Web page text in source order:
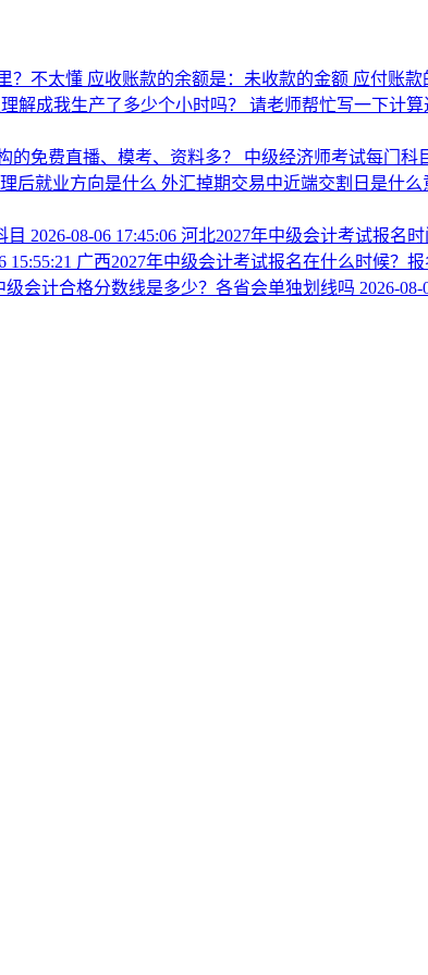
？不太懂 应收账款的余额是：未收款的金额 应付账
解成我生产了多少个小时吗？ 请老师帮忙写一下计
的免费直播、模考、资料多？ 中级经济师考试每门科
后就业方向是什么 外汇掉期交易中近端交割日是什么
目 2026-08-06 17:45:06 河北2027年中级会计考试报名
15:55:21 广西2027年中级会计考试报名在什么时候？
级会计合格分数线是多少？各省会单独划线吗 2026-08-